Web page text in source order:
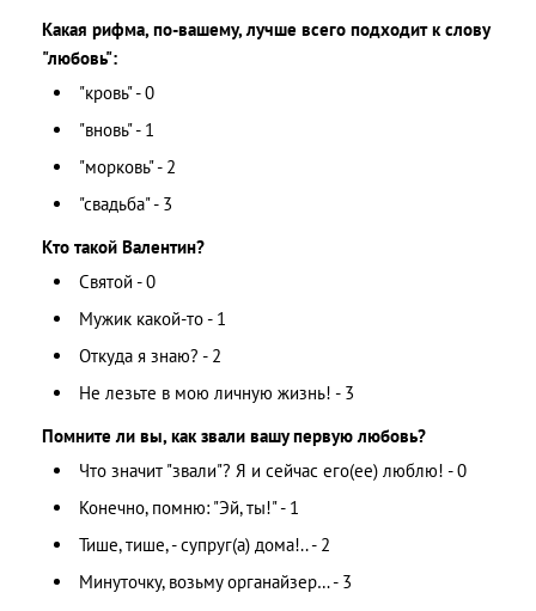
Какая рифма, по-вашему, лучше всего подходит к слову
"любовь":
"кровь" - 0
"вновь" - 1
"морковь" - 2
"свадьба" - 3
Кто такой Валентин?
Святой - 0
Мужик какой-то - 1
Откуда я знаю? - 2
Не лезьте в мою личную жизнь! - 3
Помните ли вы, как звали вашу первую любовь?
Что значит "звали"? Я и сейчас его(ее) люблю! - 0
Конечно, помню: "Эй, ты!" - 1
Тише, тише, - супруг(а) дома!.. - 2
Минуточку, возьму органайзер… - 3